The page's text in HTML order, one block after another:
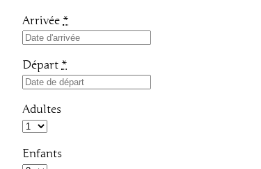
Arrivée *
Départ *
Adultes
Enfants